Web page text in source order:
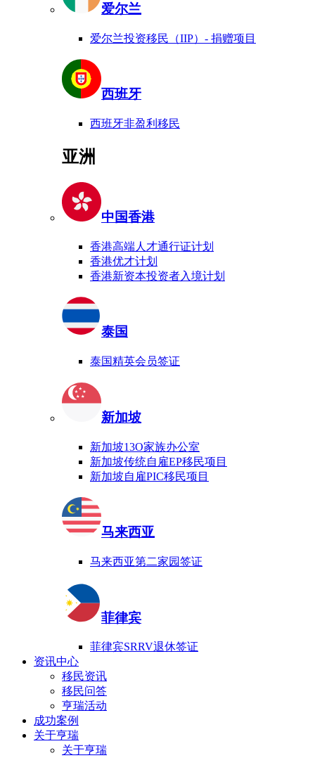
爱尔兰
爱尔兰投资移民（IIP）- 捐赠项目
西班牙
西班牙非盈利移民
亚洲
中国香港
香港高端人才通行证计划
香港优才计划
香港新资本投资者入境计划
泰国
泰国精英会员签证
新加坡
新加坡13O家族办公室
新加坡传统自雇EP移民项目
新加坡自雇PIC移民项目
马来西亚
马来西亚第二家园签证
菲律宾
菲律宾SRRV退休签证
资讯中心
移民资讯
移民问答
亨瑞活动
成功案例
关于亨瑞
关于亨瑞